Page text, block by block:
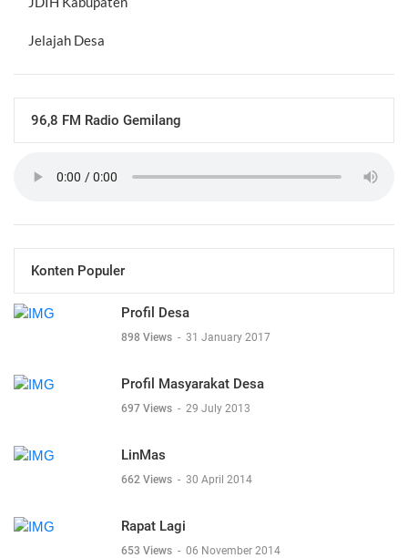
Jelajah Desa
96,8 FM Radio Gemilang
Konten Populer
Profil Desa
898 Views - 31 January 2017
Profil Masyarakat Desa
697 Views - 29 July 2013
LinMas
662 Views - 30 April 2014
Rapat Lagi
653 Views - 06 November 2014